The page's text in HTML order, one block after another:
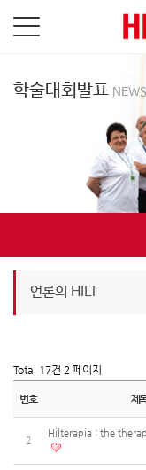
학술대회발표 NEWS
언론의 HILT
Total 17건 2 페이지
번호 제
2
Hilterapia : the